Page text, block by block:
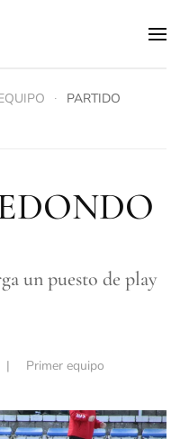
PARTIDO
un puesto de play
| Primer equipo